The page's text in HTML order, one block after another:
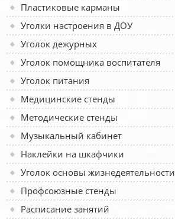
Пластиковые карманы
Уголки настроения в ДОУ
Уголок дежурных
Уголок помощника воспитателя
Уголок питания
Медицинские стенды
Методические стенды
Музыкальный кабинет
Наклейки на шкафчики
Уголок основы жизнедеятельности
Профсоюзные стенды
Расписание занятий